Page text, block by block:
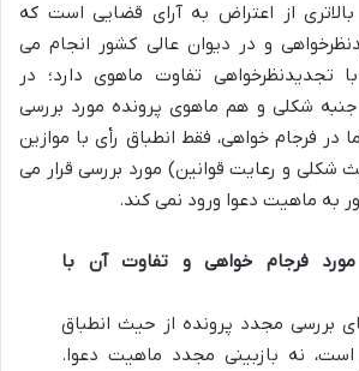
بالاتری از اعتراض به آرای قضایی است که
و در دیوان عالی کشور انجام می
تجدیدنظرخواهی تفاوت ماهوی دارد؛ در
شکلی و هم ماهوی پرونده مورد بررسی
در فرجام خواهی، فقط انطباق رأی با موازین
شکلی و رعایت قوانین) مورد بررسی قرار می
به ماهیت دعوا ورود نمی کند.
فرجام خواهی و تفاوت آن با
بررسی مجدد پرونده از حیث انطباق
است، نه بازبینی مجدد ماهیت دعوا.